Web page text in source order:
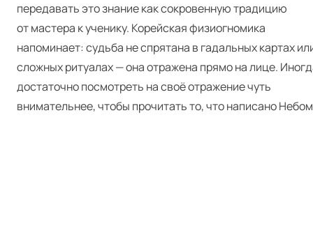
передавать это знание как сокровенную традицию
от мастера к ученику. Корейская физиогномика
напоминает: судьба не спрятана в гадальных картах
сложных ритуалах — она отражена прямо на лице.
достаточно посмотреть на своё отражение чуть
внимательнее, чтобы прочитать то, что написано